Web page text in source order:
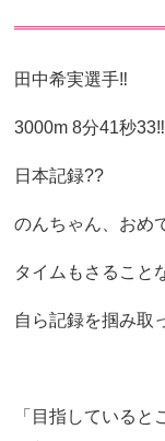
田中希実選手‼︎
3000m 8分41秒33‼︎
日本記録??
のんちゃん、おめ
タイムもさること
自ら記録を掴み取
「目指している